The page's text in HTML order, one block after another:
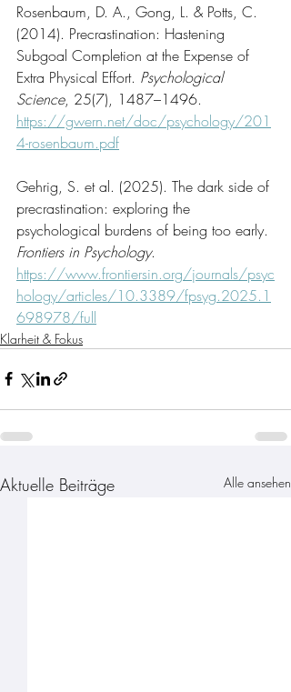
Rosenbaum, D. A., Gong, L. & Potts, C.
(2014). Precrastination: Hastening
Subgoal Completion at the Expense of
Extra Physical Effort. Psychological
Science, 25(7), 1487–1496.
https://gwern.net/doc/psychology/201
4-rosenbaum.pdf
Gehrig, S. et al. (2025). The dark side of
precrastination: exploring the
psychological burdens of being too early.
Frontiers in Psychology.
https://www.frontiersin.org/journals/psyc
hology/articles/10.3389/fpsyg.2025.1
698978/full
Klarheit & Fokus
Aktuelle Beiträge Alle ansehen